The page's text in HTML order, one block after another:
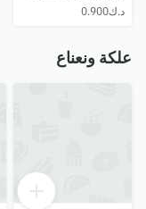
علكة ونعناع